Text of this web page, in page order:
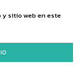
y sitio web en este